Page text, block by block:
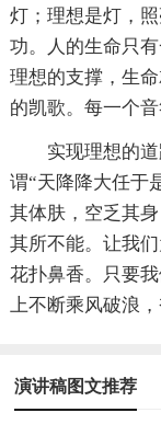
灯；理想是灯，
功。人的生命只
理想的支撑，生
的凯歌。每一个音
实现理想的
谓“天降降大任于
其体肤，空乏其
其所不能。让我
花扑鼻香。只要
上不断乘风破浪
演讲稿图文推荐